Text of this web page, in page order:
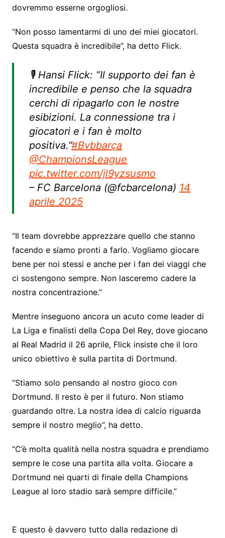
dovremmo esserne orgogliosi.
“Non posso lamentarmi di uno dei miei giocatori.
Questa squadra è incredibile”, ha detto Flick.
🎙️ Hansi Flick: “Il supporto dei fan è
incredibile e penso che la squadra
cerchi di ripagarlo con le nostre
esibizioni. La connessione tra i
giocatori e i fan è molto
positiva.”#Bvbbarça
@ChampionsLeague
pic.twitter.com/jl9yzsusmo
– FC Barcelona (@fcbarcelona) 14
aprile 2025
“Il team dovrebbe apprezzare quello che stanno
facendo e siamo pronti a farlo. Vogliamo giocare
bene per noi stessi e anche per i fan dei viaggi che
ci sostengono sempre. Non lasceremo cadere la
nostra concentrazione.”
Mentre inseguono ancora un acuto come leader di
La Liga e finalisti della Copa Del Rey, dove giocano
al Real Madrid il 26 aprile, Flick insiste che il loro
unico obiettivo è sulla partita di Dortmund.
“Stiamo solo pensando al nostro gioco con
Dortmund. Il resto è per il futuro. Non stiamo
guardando oltre. La nostra idea di calcio riguarda
sempre il nostro meglio”, ha detto.
“C’è molta qualità nella nostra squadra e prendiamo
sempre le cose una partita alla volta. Giocare a
Dortmund nei quarti di finale della Champions
League al loro stadio sarà sempre difficile.”
E questo è davvero tutto dalla redazione di